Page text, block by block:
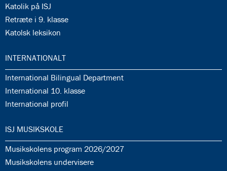
35.8:
Katolik på ISJ
35.9:
Retræte i 9. klasse
35.10:
Katolsk leksikon
36.0:
INTERNATIONALT
36.1:
International Bilingual Department
36.2:
International 10. klasse
36.3:
International profil
37.0:
ISJ MUSIKSKOLE
37.1:
Musikskolens program 2026/2027
37.2:
Musikskolens undervisere